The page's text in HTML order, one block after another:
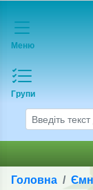
Меню
Групи
Головна